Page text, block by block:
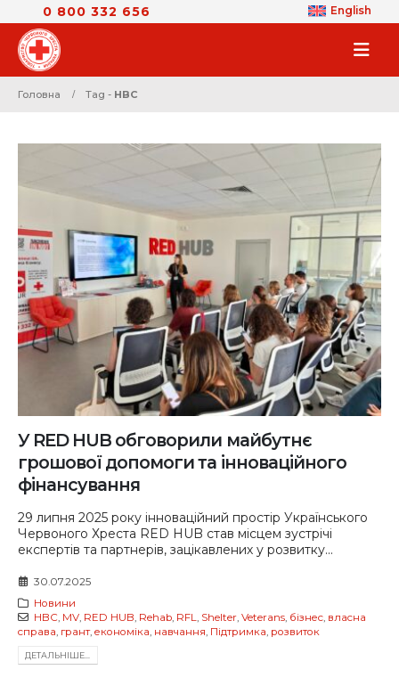
0 800 332 656 English
Головна Tag - HBC
У RED HUB обговорили майбутнє
грошової допомоги та інноваційного
фінансування
29 липня 2025 року інноваційний простір Українського
Червоного Хреста RED HUB став місцем зустрічі
експертів та партнерів, зацікавлених у розвитку...
30.07.2025
Новини
HBC MV, RED HUB Rehab, RFL Shelter, Veterans, бізнес, власна
справа грант, економіка навчання Підтримка розвиток
ДЕТАЛЬНIШЕ...